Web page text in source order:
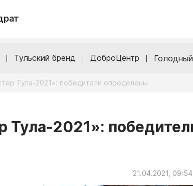
Тульский бренд ДоброЦентр
Тула-2021»: победители определены
2021»:
21.04.2021, 09:54